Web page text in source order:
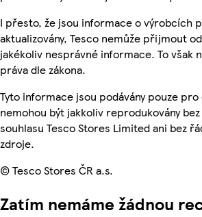
I přesto, že jsou informace o výrobcích
aktualizovány, Tesco nemůže přijmout
jakékoliv nesprávné informace. To však
práva dle zákona.
Tyto informace jsou podávány pouze
nemohou být jakkoliv reprodukovány
souhlasu Tesco Stores Limited ani bez
zdroje.
© Tesco Stores ČR a.s.
Zatím nemáme žádnou